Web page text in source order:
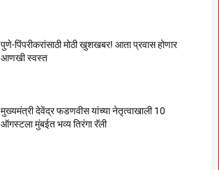
पुणे-पिंपरीकरांसाठी मोठी खुशखबर! आता प्रवास होणार
आणखी स्वस्त
मुख्यमंत्री देवेंद्र फडणवीस यांच्या नेतृत्वाखाली 10
ऑगस्टला मुंबईत भव्य तिरंगा रॅली